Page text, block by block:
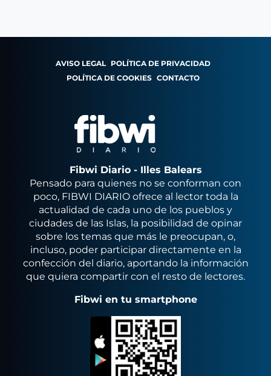
AVISO LEGAL POLÍTICA DE PRIVACIDAD
POLÍTICA DE COOKIES CONTACTO
Fibwi Diario - Illes Balears
Pensado para quienes no se conforman con
poco, FIBWI DIARIO ofrece al lector toda la
actualidad de cada uno de los pueblos y
ciudades de las Islas, la posibilidad de opinar
sobre los temas que más le preocupan, o,
incluso, poder participar directamente en la
confección del diario, aportando la información
que quiera compartir con el resto de lectores.
Fibwi en tu smartphone